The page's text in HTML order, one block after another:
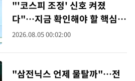
"'코스피 조정' 신호 켜졌
다"…지금 확인해야 할 핵심
경제지표 3가지
2026.08.05 00:02:00
"삼전닉스 언제 물탈까"…전